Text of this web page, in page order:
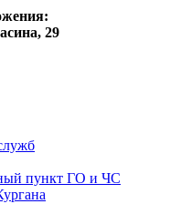
29
пункт ГО и ЧС